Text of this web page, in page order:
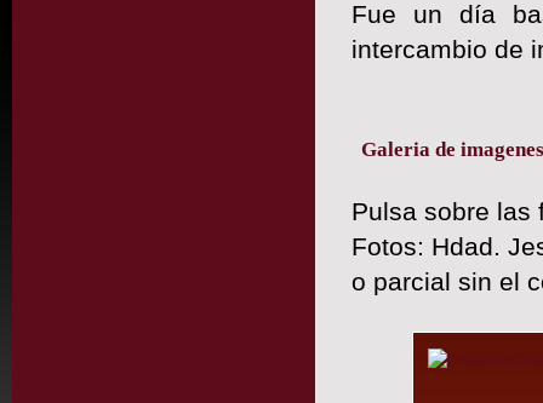
Fue un día
intercambio de
Galeria de imagenes
Pulsa sobre las
Fotos: Hdad.
o parcial sin el